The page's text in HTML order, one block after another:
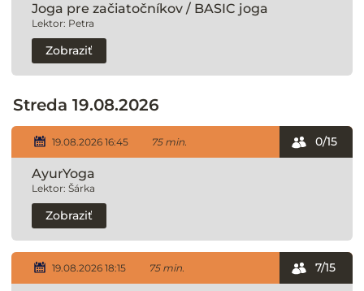
Joga pre začiatočníkov / BASIC joga
Lektor: Petra
Zobraziť
Streda 19.08.2026
19.08.2026 16:45 75 min.
AyurYoga
Lektor: Šárka
0/15
Zobraziť
19.08.2026 18:15 75 min. 7/15